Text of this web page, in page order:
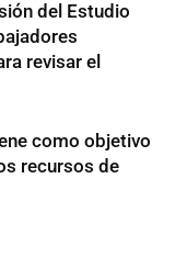
del Estudio
revisar el
como objetivo
recursos de